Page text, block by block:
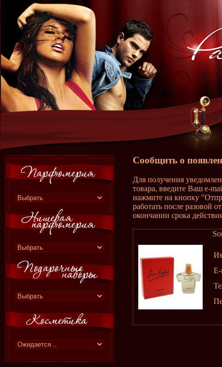
Сообщить о
Для получения
товара, введите Ваш e-
нажмите на кнопку
работать после разовой
окончании срока